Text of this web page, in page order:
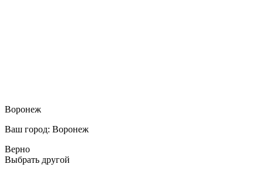
Воронеж
Ваш город: Воронеж
Верно
Выбрать другой